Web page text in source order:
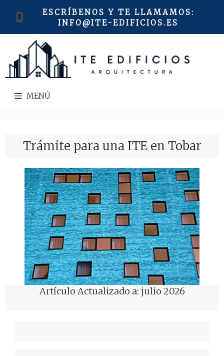
ESCRÍBENOS Y TE LLAMAMOS:
INFO@ITE-EDIFICIOS.ES
MENÚ
Trámite para una ITE en Tobar
Artículo Actualizado a: julio 2026